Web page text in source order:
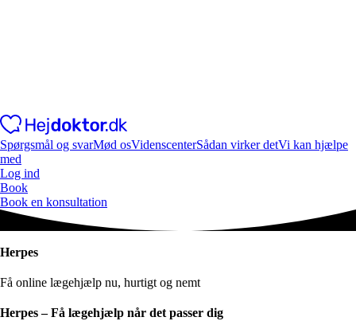
Spørgsmål og svarMød osVidenscenterSådan virker detVi kan hjælpe
med
Log ind
Book
Book en konsultation
Herpes
Få online lægehjælp nu, hurtigt og nemt
Herpes – Få lægehjælp når det passer dig